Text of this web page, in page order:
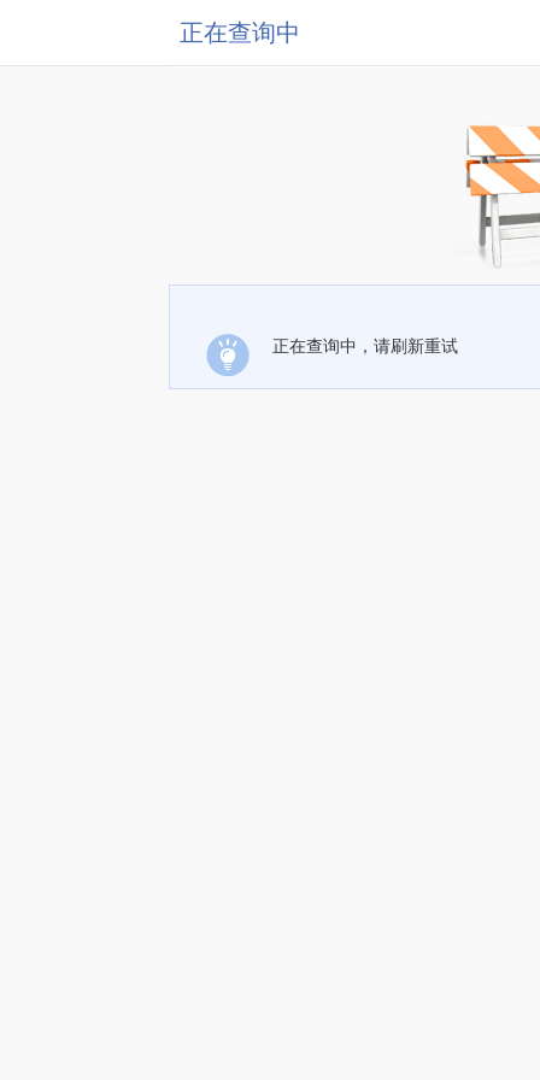
正在查询中
正在查询中，请刷新重试